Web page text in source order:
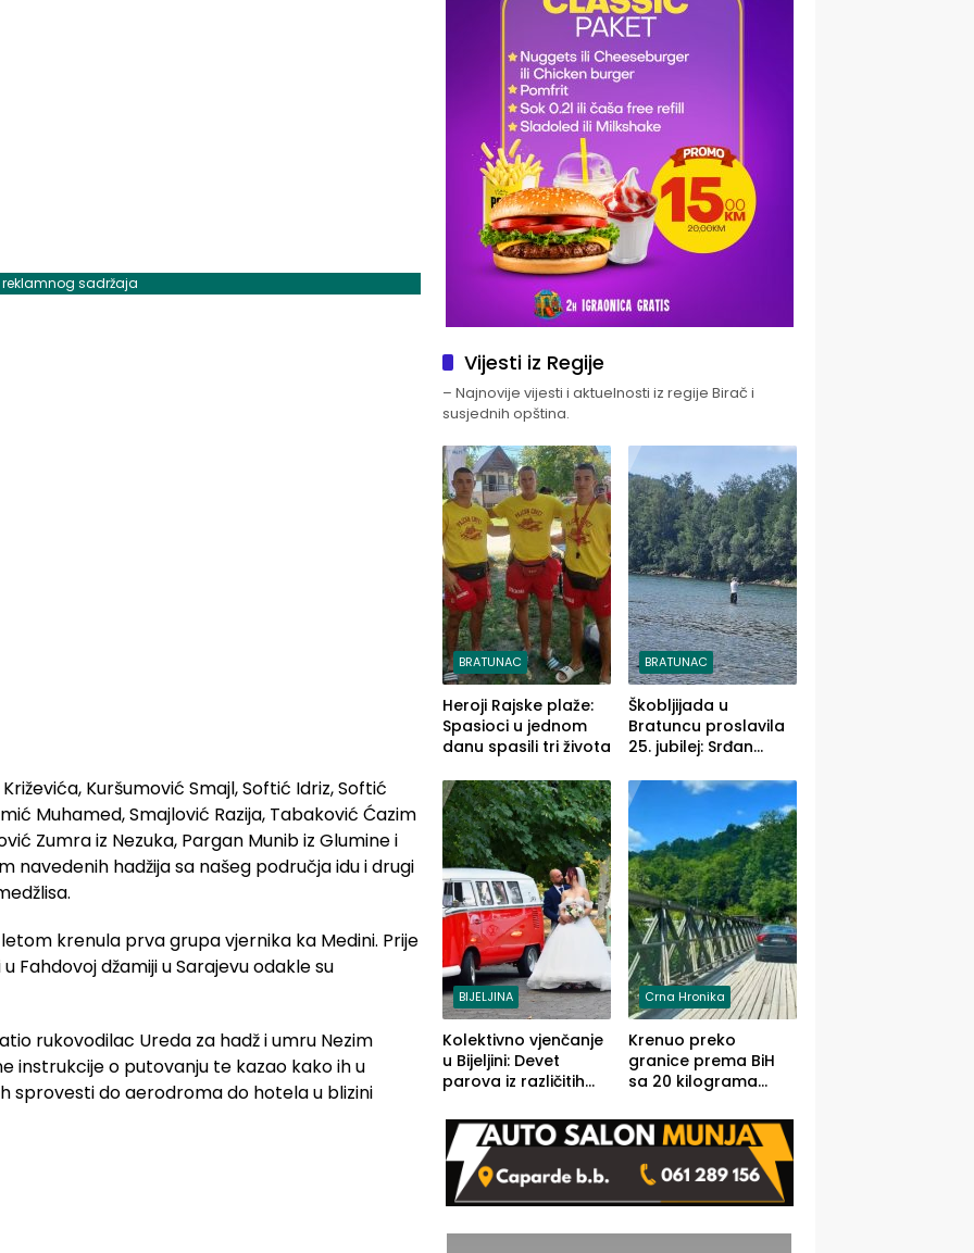
reklamnog sadržaja
Kuršumović Smajl, Softić Idriz, Softić
Muhamed, Smajlović Razija, Tabaković Ćazim
Zumra iz Nezuka, Pargan Munib iz Glumine i
navedenih hadžija sa našeg područja idu i drugi
krenula prva grupa vjernika ka Medini. Prije
Fahdovoj džamiji u Sarajevu odakle su
rukovodilac Ureda za hadž i umru Nezim
instrukcije o putovanju te kazao kako ih u
sprovesti do aerodroma do hotela u blizini
Vijesti iz Regije
– Najnovije vijesti i aktuelnosti iz regije Birač i
susjednih opština.
BRATUNAC
Heroji Rajske plaže:
Spasioci u jednom
danu spasili tri života
BRATUNAC
Škobljijada u
Bratuncu proslavila
25. jubilej: Srđan
ulovom od 2.040
grama (FOTO)
BIJELJINA
Kolektivno vjenčanje
u Bijeljini: Devet
parova iz različitih
izgovorilo
sudbonosno da
Crna Hronika
Krenuo preko
granice prema BiH
sa 20 kilograma
u automobilu